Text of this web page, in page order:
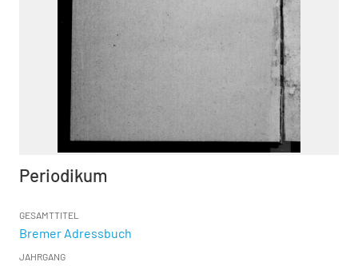
Periodikum
GESAMTTITEL
Bremer Adressbuch
JAHRGANG